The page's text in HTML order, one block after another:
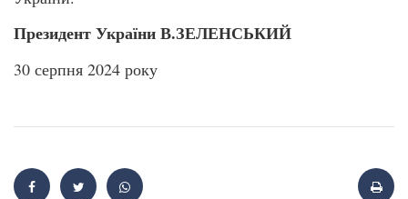
Президент України В.ЗЕЛЕНСЬКИЙ
30 серпня 2024 року